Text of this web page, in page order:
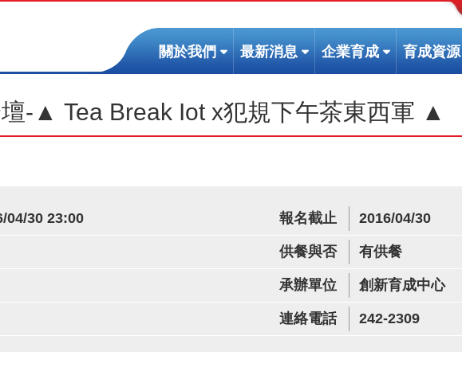
關於我們 (按
鍵
[下]，
最新消息 (按
鍵
[下]，
次
選
單)
企業育成 (按
鍵
[下]，
次
單)
育成資源
-▲ Tea Break Iot x犯規下午茶東西軍 ▲
04/30 23:00 報名截止 2016/04/30
供餐與否 有供餐
承辦單位 創新育成中心
連絡電話 242-2309